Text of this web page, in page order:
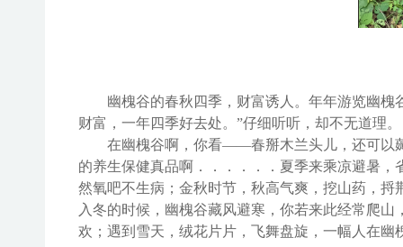
幽槐谷的春秋四季，财富诱人。 年年游览幽槐
财富，一年四季好去处。”仔细听听，却不无道理。
在幽槐谷啊，你看——春掰木兰头儿， 还可以
的养生保健真品啊 ．．．．．． 夏季来乘凉避暑 ，
然氧吧不生病 ； 金秋时节，秋高气爽， 挖山药 ， 捋
入冬的时候， 幽槐谷藏风避寒，你若来此经常爬山
欢；遇到雪天，绒花片片，飞舞盘旋，一幅人在幽